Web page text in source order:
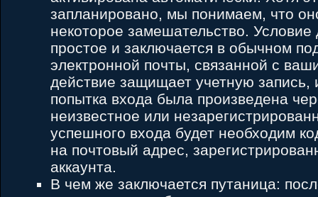
запланировано, мы понимаем, что
некоторое замешательство. Условие
простое и заключается в обычном
электронной почты, связанной с
действие защищает учетную запись,
попытка входа была произведена
неизвестное или
успешного входа будет необходим
на почтовый адрес,
аккаунта.
В чем же заключается путаница: